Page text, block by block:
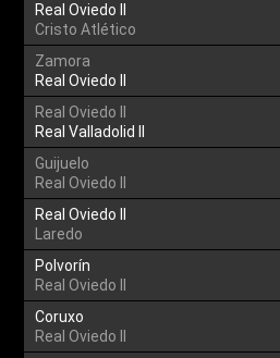
Real Oviedo II
Cristo Atlético
Zamora
Real Oviedo II
Real Oviedo II
Real Valladolid II
Guijuelo
Real Oviedo II
Real Oviedo II
Laredo
Polvorín
Real Oviedo II
Coruxo
Real Oviedo II